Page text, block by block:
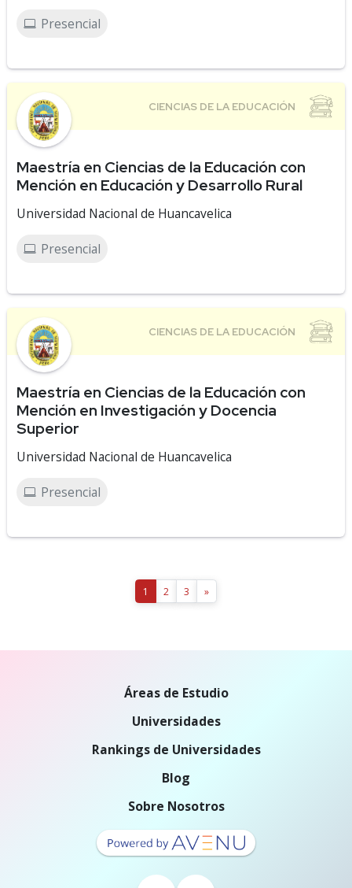
Presencial
Maestría en Ciencias de la Educación con
Mención en Educación y Desarrollo Rural
Universidad Nacional de Huancavelica
Presencial
Maestría en Ciencias de la Educación con
Mención en Investigación y Docencia
Superior
Universidad Nacional de Huancavelica
Presencial
1 2 3 »
Áreas de Estudio
Universidades
Rankings de Universidades
Blog
Sobre Nosotros